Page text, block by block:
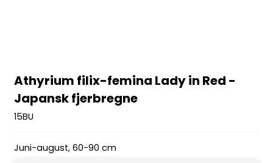
Athyrium filix-femina Lady in Red -
Japansk fjerbregne
15BU
Juni-august, 60-90 cm